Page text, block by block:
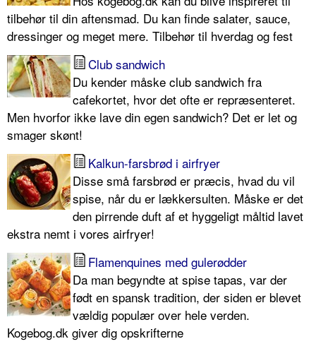
tilbehør til din aftensmad. Du kan finde salater, sauce,
dressinger og meget mere. Tilbehør til hverdag og fest
Club sandwich
Du kender måske club sandwich fra
cafekortet, hvor det ofte er repræsenteret.
Men hvorfor ikke lave din egen sandwich? Det er let og
smager skønt!
Kalkun-farsbrød i airfryer
Disse små farsbrød er præcis, hvad du vil
spise, når du er lækkersulten. Måske er det
den pirrende duft af et hyggeligt måltid lavet
ekstra nemt i vores airfryer!
Flamenquines med gulerødder
Da man begyndte at spise tapas, var der
født en spansk tradition, der siden er blevet
vældig populær over hele verden.
Kogebog.dk giver dig opskrifterne